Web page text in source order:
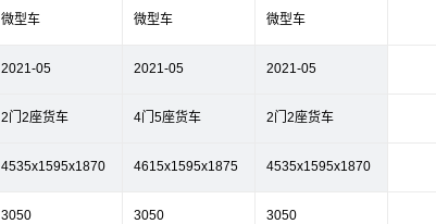
微型车 微型车 微型车
2021-05 2021-05 2021-05
2门2座货车 4门5座货车 2门2座货车
4535x1595x1870 4615x1595x1875 4535x1595x1870
3050 3050 3050